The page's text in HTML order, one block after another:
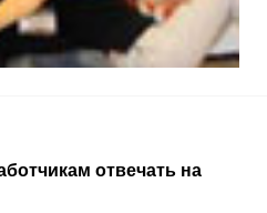
отвечать на